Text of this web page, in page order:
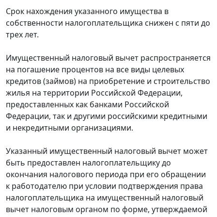
Срок нахождения указанного имущества в
собственности налогоплательщика снижен с пяти до
трех лет.
Имущественный налоговый вычет распространяется
на погашение процентов на все виды целевых
кредитов (займов) на приобретение и строительство
жилья на территории Российской Федерации,
предоставленных как банками Российской
Федерации, так и другими российскими кредитными
и некредитными организациями.
Указанный имущественный налоговый вычет может
быть предоставлен налогоплательщику до
окончания налогового периода при его обращении
к работодателю при условии подтверждения права
налогоплательщика на имущественный налоговый
вычет налоговым органом по форме, утверждаемой